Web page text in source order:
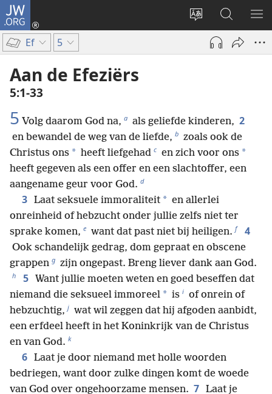
JW.ORG
Taal
site
wijzigen
Inloggen
(opent
venster)
Zoeken
op
JW.ORG
Ef 5
Aan de Efeziërs
5:1-33
5 Volg daarom God na, a als geliefde kinderen, 2
en bewandel de weg van de liefde, b zoals ook de
Christus ons * heeft liefgehad c en zich voor ons *
heeft gegeven als een offer en een slachtoffer, een
aangename geur voor God. d
3 Laat seksuele immoraliteit * en allerlei
onreinheid of hebzucht onder jullie zelfs niet ter
sprake komen, e want dat past niet bij heiligen. f 4
Ook schandelijk gedrag, dom gepraat en obscene
grappen g zijn ongepast. Breng liever dank aan God.
h 5 Want jullie moeten weten en goed beseffen dat
niemand die seksueel immoreel * is i of onrein of
hebzuchtig, j wat wil zeggen dat hij afgoden aanbidt,
een erfdeel heeft in het Koninkrijk van de Christus
en van God. k
6 Laat je door niemand met holle woorden
bedriegen, want door zulke dingen komt de woede
van God over ongehoorzame mensen. 7 Laat je